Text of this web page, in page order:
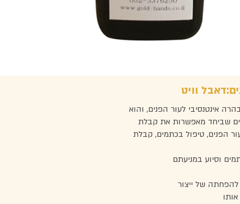
וויט
אינטנסיבי לעור הפנים, והוא
שביחד מאפשרות את קבלת
הפנים, טיפול בכתמים, קבלת